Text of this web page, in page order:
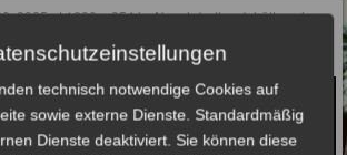
2025at1280 × 854inAbwehrbollwerk hält auch
technisch notwendige Cookies auf
sowie externe Dienste. Standardmäßig
Dienste deaktiviert. Sie können diese